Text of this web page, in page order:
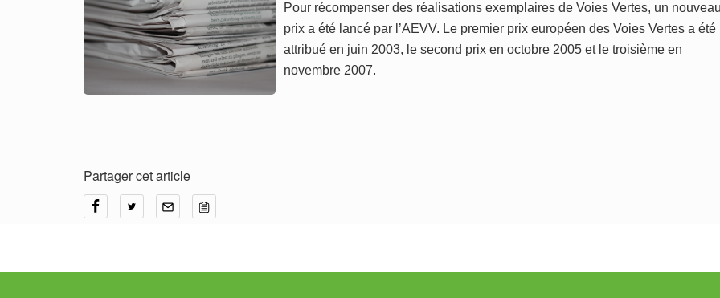
Pour récompenser des réalisations exemplaires de Voies Vertes, un nouveau
prix a été lancé par l’AEVV. Le premier prix européen des Voies Vertes a été
attribué en juin 2003, le second prix en octobre 2005 et le troisième en
novembre 2007.
Partager cet article